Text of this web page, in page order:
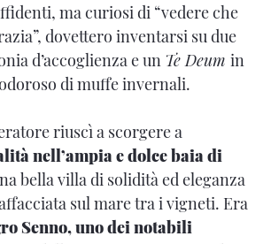
ma curiosi di “vedere che
dovettero inventarsi su due
d’accoglienza e un Te Deum in
di muffe invernali.
riuscì a scorgere a
nell’ampia e dolce baia di
bella villa di solidità ed eleganza
sul mare tra i vigneti. Era
Senno, uno dei notabili